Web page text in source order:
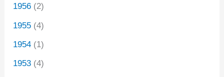
1956 (2)
1955 (4)
1954 (1)
1953 (4)